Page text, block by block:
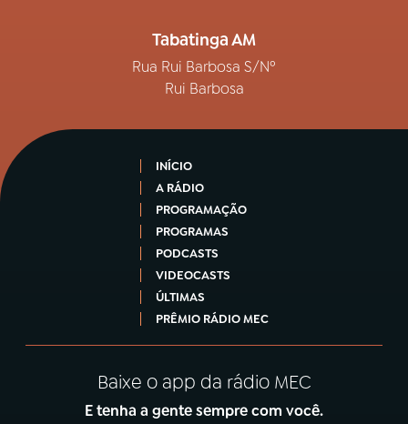
Tabatinga AM
Rua Rui Barbosa S/Nº
Rui Barbosa
INÍCIO
A RÁDIO
PROGRAMAÇÃO
PROGRAMAS
PODCASTS
VIDEOCASTS
ÚLTIMAS
PRÊMIO RÁDIO MEC
Baixe o app da rádio MEC
E tenha a gente sempre com você.